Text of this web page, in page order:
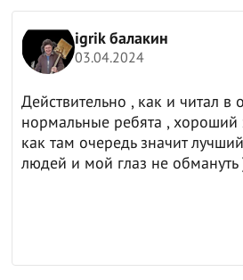
igrik балакин
03.04.2024
Действительно , как и читал в
нормальные ребята , хороший
как там очередь значит
людей и мой глаз не обмануть